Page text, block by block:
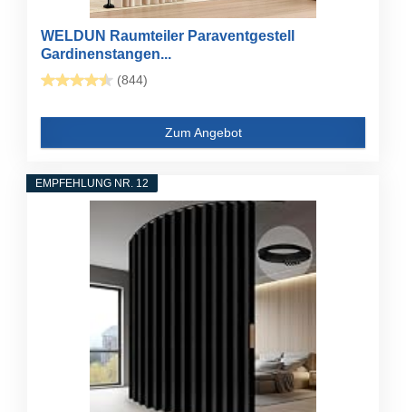
WELDUN Raumteiler Paraventgestell
Gardinenstangen...
(844)
Zum Angebot
EMPFEHLUNG NR. 12